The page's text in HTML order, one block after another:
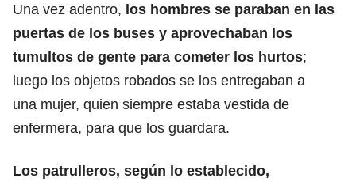
Una vez adentro, los hombres se paraban en las
puertas de los buses y aprovechaban los
tumultos de gente para cometer los hurtos;
luego los objetos robados se los entregaban a
una mujer, quien siempre estaba vestida de
enfermera, para que los guardara.
Los patrulleros, según lo establecido,